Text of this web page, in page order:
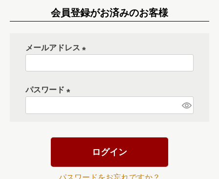
会員登録がお済みのお客様
メールアドレス
パスワード
ログイン
パスワードをお忘れですか？